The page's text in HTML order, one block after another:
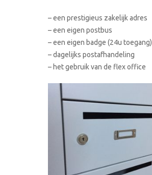
– een prestigieus zakelijk adres
– een eigen postbus
– een eigen badge (24u toegang)
– dagelijks postafhandeling
– het gebruik van de flex office